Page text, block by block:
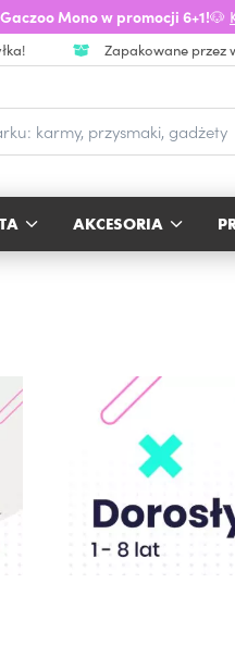
Mono w promocji 6+1!🐶
Zapakowane przez
AKCESORIA